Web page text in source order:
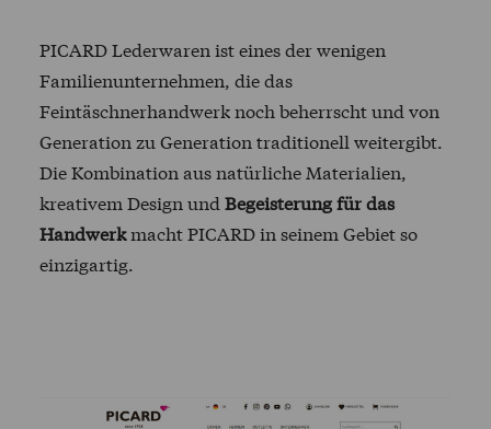
PICARDLederwaren ist eines der wenigen
Familienunternehmen, die das
Feintäschnerhandwerk noch beherrscht und von
Generation zu Generation traditionell weitergibt.
Die Kombination aus natürliche Materialien,
kreativem Design und Begeisterung für das
HandwerkmachtPICARDin seinem Gebiet so
einzigartig.